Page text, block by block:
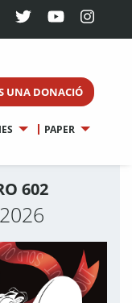
UNA DONACIÓ
PAPER
602